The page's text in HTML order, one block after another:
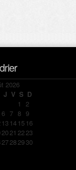
2026
J V S D
1 2
6 7 8 9
13 14 15 16
2021 2223
27282930